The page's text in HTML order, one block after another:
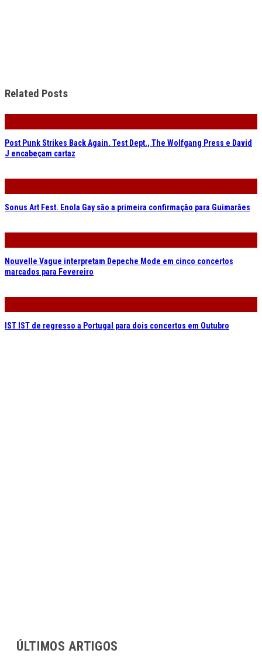
Related Posts
Post Punk Strikes Back Again. Test Dept., The Wolfgang Press e David
J encabeçam cartaz
Sonus Art Fest. Enola Gay são a primeira confirmação para Guimarães
Nouvelle Vague interpretam Depeche Mode em cinco concertos
marcados para Fevereiro
IST IST de regresso a Portugal para dois concertos em Outubro
ÚLTIMOS ARTIGOS